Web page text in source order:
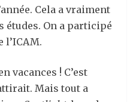
Cela a vraiment
études. On a participé
l’ICAM.
vacances ! C’est
Mais tout a